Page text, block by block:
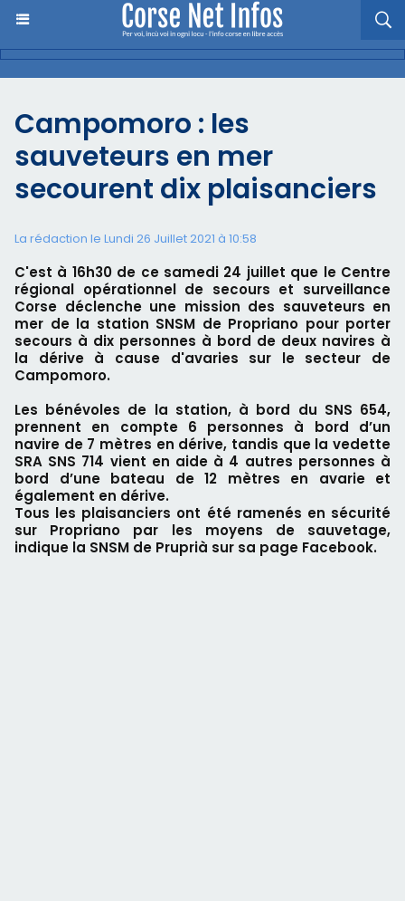
Campomoro : les
sauveteurs en mer
secourent dix plaisanciers
La rédaction le Lundi 26 Juillet 2021 à 10:58
C'est à 16h30 de ce samedi 24 juillet que le Centre
régional opérationnel de secours et surveillance
Corse déclenche une mission des sauveteurs en
mer de la station SNSM de Propriano pour porter
secours à dix personnes à bord de deux navires à
la dérive à cause d'avaries sur le secteur de
Campomoro.
Les bénévoles de la station, à bord du SNS 654,
prennent en compte 6 personnes à bord d’un
navire de 7 mètres en dérive, tandis que la vedette
SRA SNS 714 vient en aide à 4 autres personnes à
bord d’une bateau de 12 mètres en avarie et
également en dérive.
Tous les plaisanciers ont été ramenés en sécurité
sur Propriano par les moyens de sauvetage,
indique la SNSM de Pruprià sur sa page Facebook.